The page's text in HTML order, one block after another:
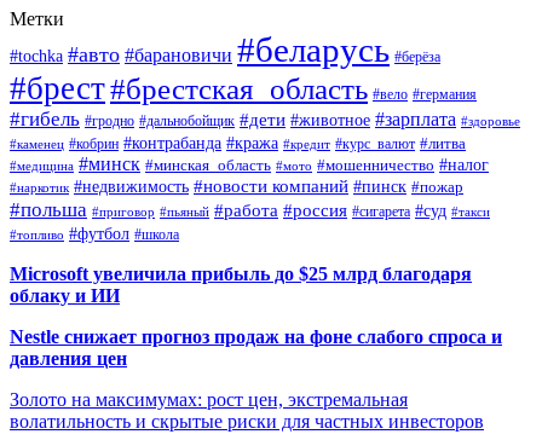
Метки
#tochka #авто #барановичи #беларусь #берёза
#брест#брестская_область #вело #германия
#гибель #гродно #дальнобойщик #дети #животное #зарплата #здоровье
#каменец #кобрин #контрабанда #кража #кредит #курс_валют #литва
#медицина #минск #минская_область #мото #мошенничество #налог
#наркотик #недвижимость #новости компаний #пинск #пожар
#польша #приговор #пьяный #работа #россия #сигарета #суд #такси
#топливо #футбол #школа
Microsoft увеличила прибыль до $25 млрд благодаря
облаку и ИИ
Nestle снижает прогноз продаж на фоне слабого спроса и
давления цен
Золото на максимумах: рост цен, экстремальная
волатильность и скрытые риски для частных инвесторов